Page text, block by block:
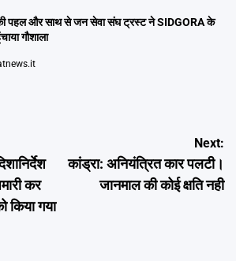
पहल और साथ से जन सेवा संघ ट्रस्ट ने SIDGORA के
गौशाला
कर
किया गया
Next:
कांड्रा: अनियंत्रित कार पलटी।
जानमाल की कोई क्षति नही